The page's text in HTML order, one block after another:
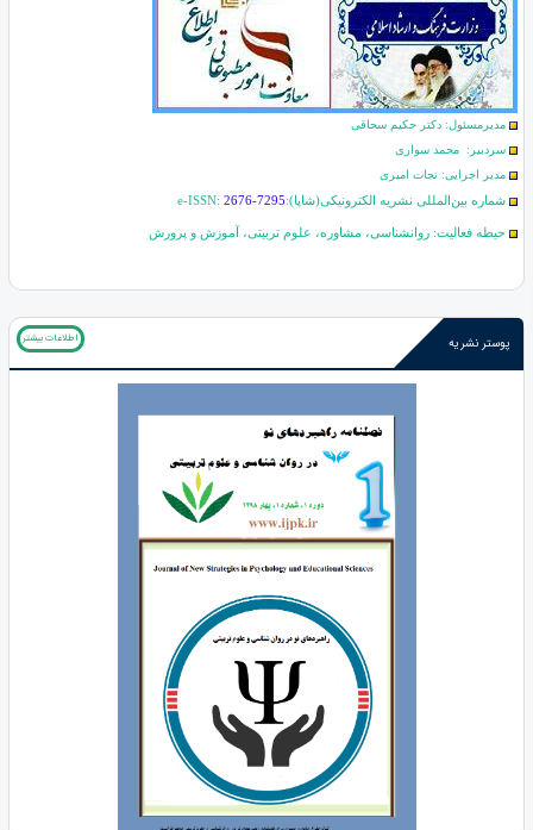
مدیرمسئول: دکتر حکیم سحاقی
سردبیر: محمد سواری
مدیر اجرایی: نجات امیری
شماره بین‌المللی نشریه الکترونیکی(شاپا):
e-ISSN: 2676-7295
حیطه فعالیت: روانشناسی، مشاوره، علوم تربیتی، آموزش و پرورش
پوستر نشریه اطلاعات بیشتر